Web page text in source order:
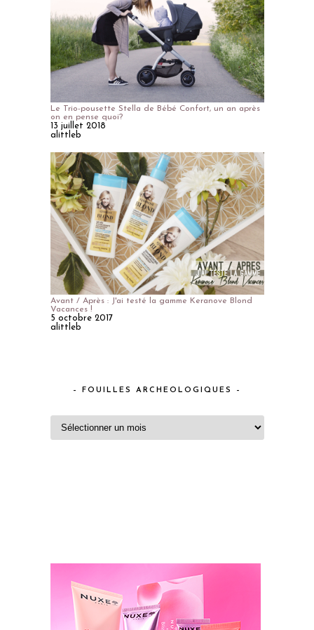
Le Trio-pousette Stella de Bébé Confort, un an après
on en pense quoi?
13 juillet 2018
alittleb
Avant / Après : J'ai testé la gamme Keranove Blond
Vacances !
5 octobre 2017
alittleb
– FOUILLES ARCHEOLOGIQUES –